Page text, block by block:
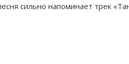
сильно напоминает трек